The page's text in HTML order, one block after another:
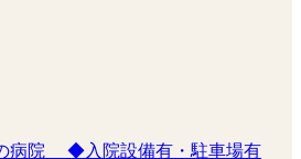
病院 ◆入院設備有・駐車場有